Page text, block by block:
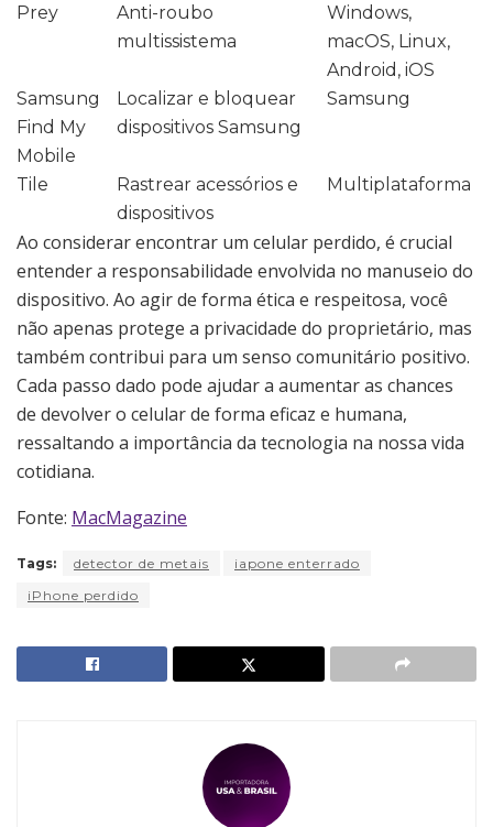
Prey
Anti-roubo
multissistema
Windows,
macOS, Linux,
Android, iOS
Samsung
Find My
Mobile
Localizar e bloquear
dispositivos Samsung
Samsung
Tile
Rastrear acessórios e
dispositivos
Multiplataforma
Ao considerar encontrar um celular perdido, é crucial
entender a responsabilidade envolvida no manuseio do
dispositivo. Ao agir de forma ética e respeitosa, você
não apenas protege a privacidade do proprietário, mas
também contribui para um senso comunitário positivo.
Cada passo dado pode ajudar a aumentar as chances
de devolver o celular de forma eficaz e humana,
ressaltando a importância da tecnologia na nossa vida
cotidiana.
Fonte: MacMagazine
Tags: detector de metais
iapone enterrado
iPhone perdido